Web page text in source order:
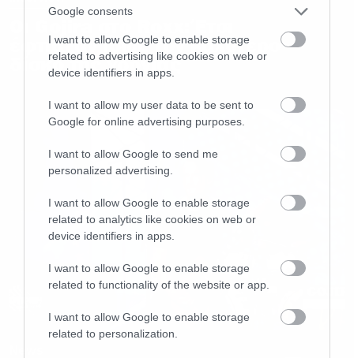
Google consents
I want to allow Google to enable storage
related to advertising like cookies on web or
device identifiers in apps.
I want to allow my user data to be sent to
Google for online advertising purposes.
I want to allow Google to send me
personalized advertising.
I want to allow Google to enable storage
related to analytics like cookies on web or
device identifiers in apps.
I want to allow Google to enable storage
related to functionality of the website or app.
I want to allow Google to enable storage
related to personalization.
έφτιαξαν ίσως τον καλύτερο
δίσκο της χρονιάς